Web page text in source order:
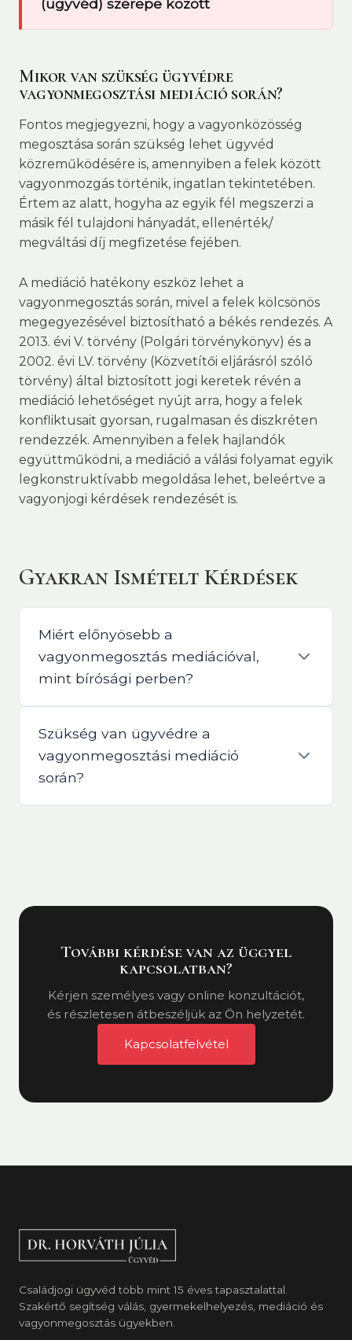
(ügyvéd) szerepe között
Mikor van szükség ügyvédre
vagyonmegosztási mediáció során?
Fontos megjegyezni, hogy a vagyonközösség
megosztása során szükség lehet ügyvéd
közreműködésére is, amennyiben a felek között
vagyonmozgás történik, ingatlan tekintetében.
Értem az alatt, hogyha az egyik fél megszerzi a
másik fél tulajdoni hányadát, ellenérték/
megváltási díj megfizetése fejében.
A mediáció hatékony eszköz lehet a
vagyonmegosztás során, mivel a felek kölcsönös
megegyezésével biztosítható a békés rendezés. A
2013. évi V. törvény (Polgári törvénykönyv) és a
2002. évi LV. törvény (Közvetítői eljárásról szóló
törvény) által biztosított jogi keretek révén a
mediáció lehetőséget nyújt arra, hogy a felek
konfliktusait gyorsan, rugalmasan és diszkréten
rendezzék. Amennyiben a felek hajlandók
együttműködni, a mediáció a válási folyamat egyik
legkonstruktívabb megoldása lehet, beleértve a
vagyonjogi kérdések rendezését is.
Gyakran Ismételt Kérdések
Miért előnyösebb a
vagyonmegosztás mediációval,
mint bírósági perben?
Szükség van ügyvédre a
vagyonmegosztási mediáció
során?
További kérdése van az üggyel
kapcsolatban?
Kérjen személyes vagy online konzultációt,
és részletesen átbeszéljük az Ön helyzetét.
Kapcsolatfelvétel
Családjogi ügyvéd több mint 15 éves tapasztalattal.
Szakértő segítség válás, gyermekelhelyezés, mediáció és
vagyonmegosztás ügyekben.